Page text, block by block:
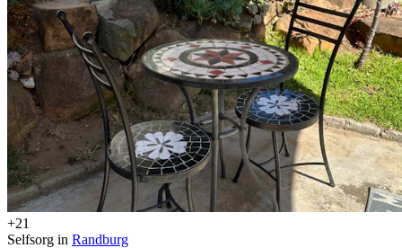
+21
Selfsorg in Randburg